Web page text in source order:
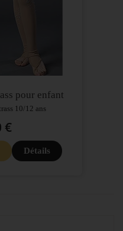
pour enfant
10/12 ans
€
Détails